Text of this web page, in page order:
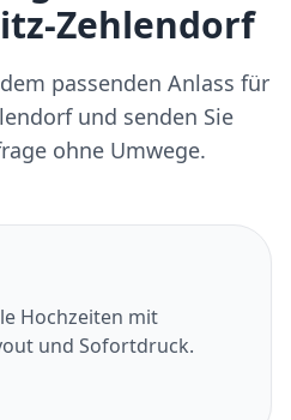
Zehlendorf
passenden Anlass für
und senden Sie
ohne Umwege.
Hochzeiten mit
und Sofortdruck.